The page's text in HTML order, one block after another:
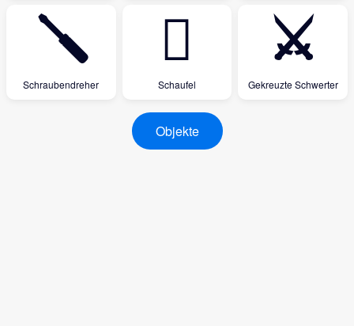
🪛
Schraubendreher
🪏
Schaufel
⚔
Gekreuzte Schwerter
Objekte